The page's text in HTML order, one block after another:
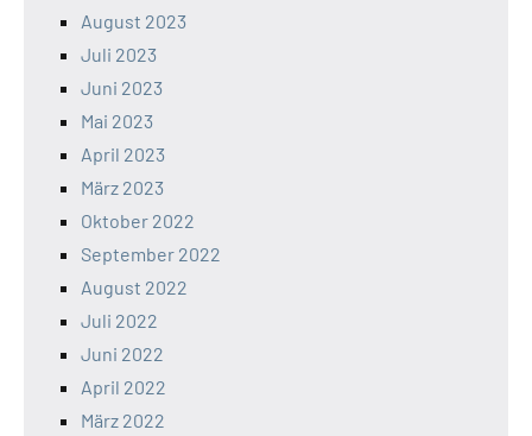
August 2023
Juli 2023
Juni 2023
Mai 2023
April 2023
März 2023
Oktober 2022
September 2022
August 2022
Juli 2022
Juni 2022
April 2022
März 2022